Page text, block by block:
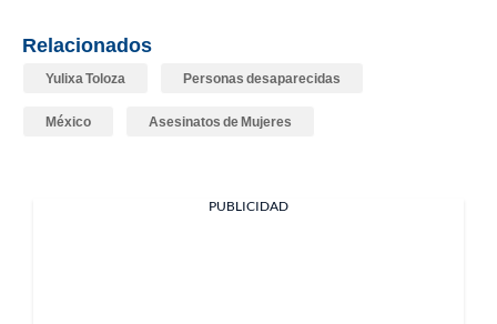
Relacionados
Yulixa Toloza Personas desaparecidas
México Asesinatos de Mujeres
PUBLICIDAD